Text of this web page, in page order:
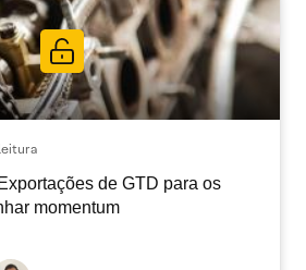
de GTD para os
momentum